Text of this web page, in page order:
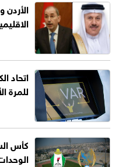
الأردن
للمرة
كأس